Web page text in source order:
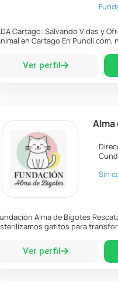
Cartago: Salvando Vidas y
en Cartago En Puncli.com,
Ver perfil
Sin
Alma de Bigotes
gatitos para
Ver perfil